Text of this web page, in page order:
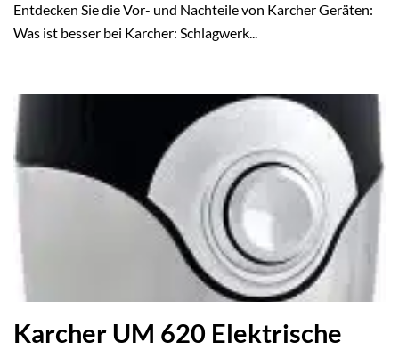
Entdecken Sie die Vor- und Nachteile von Karcher Geräten:
Was ist besser bei Karcher: Schlagwerk...
Karcher UM 620 Elektrische